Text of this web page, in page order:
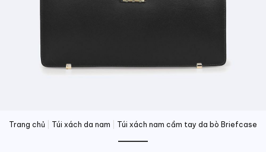
Trang chủ Túi xách da nam Túi xách nam cầm tay da bò Briefcase